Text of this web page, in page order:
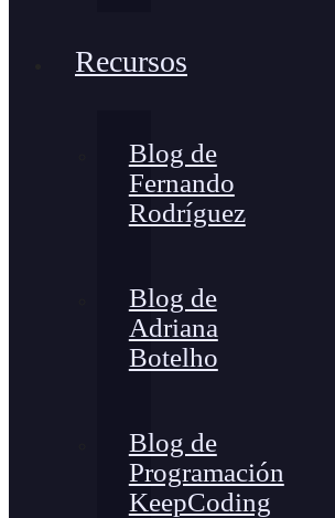
Recursos
Blog de
Fernando
Rodríguez
Blog de
Adriana
Botelho
Blog de
Programación
KeepCoding